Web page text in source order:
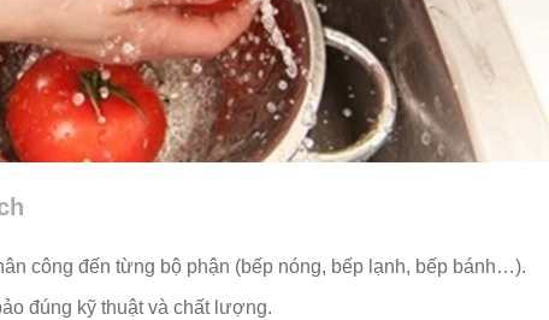
công đến từng bộ phận (bếp nóng, bếp lạnh, bếp bánh…).
đúng kỹ thuật và chất lượng.